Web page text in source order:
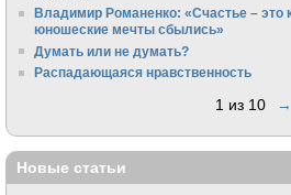
Владимир Романенко: «Счастье – это
юношеские мечты сбылись»
Думать или не думать?
Распадающаяся нравственность
1 из 10 →
Новые статьи